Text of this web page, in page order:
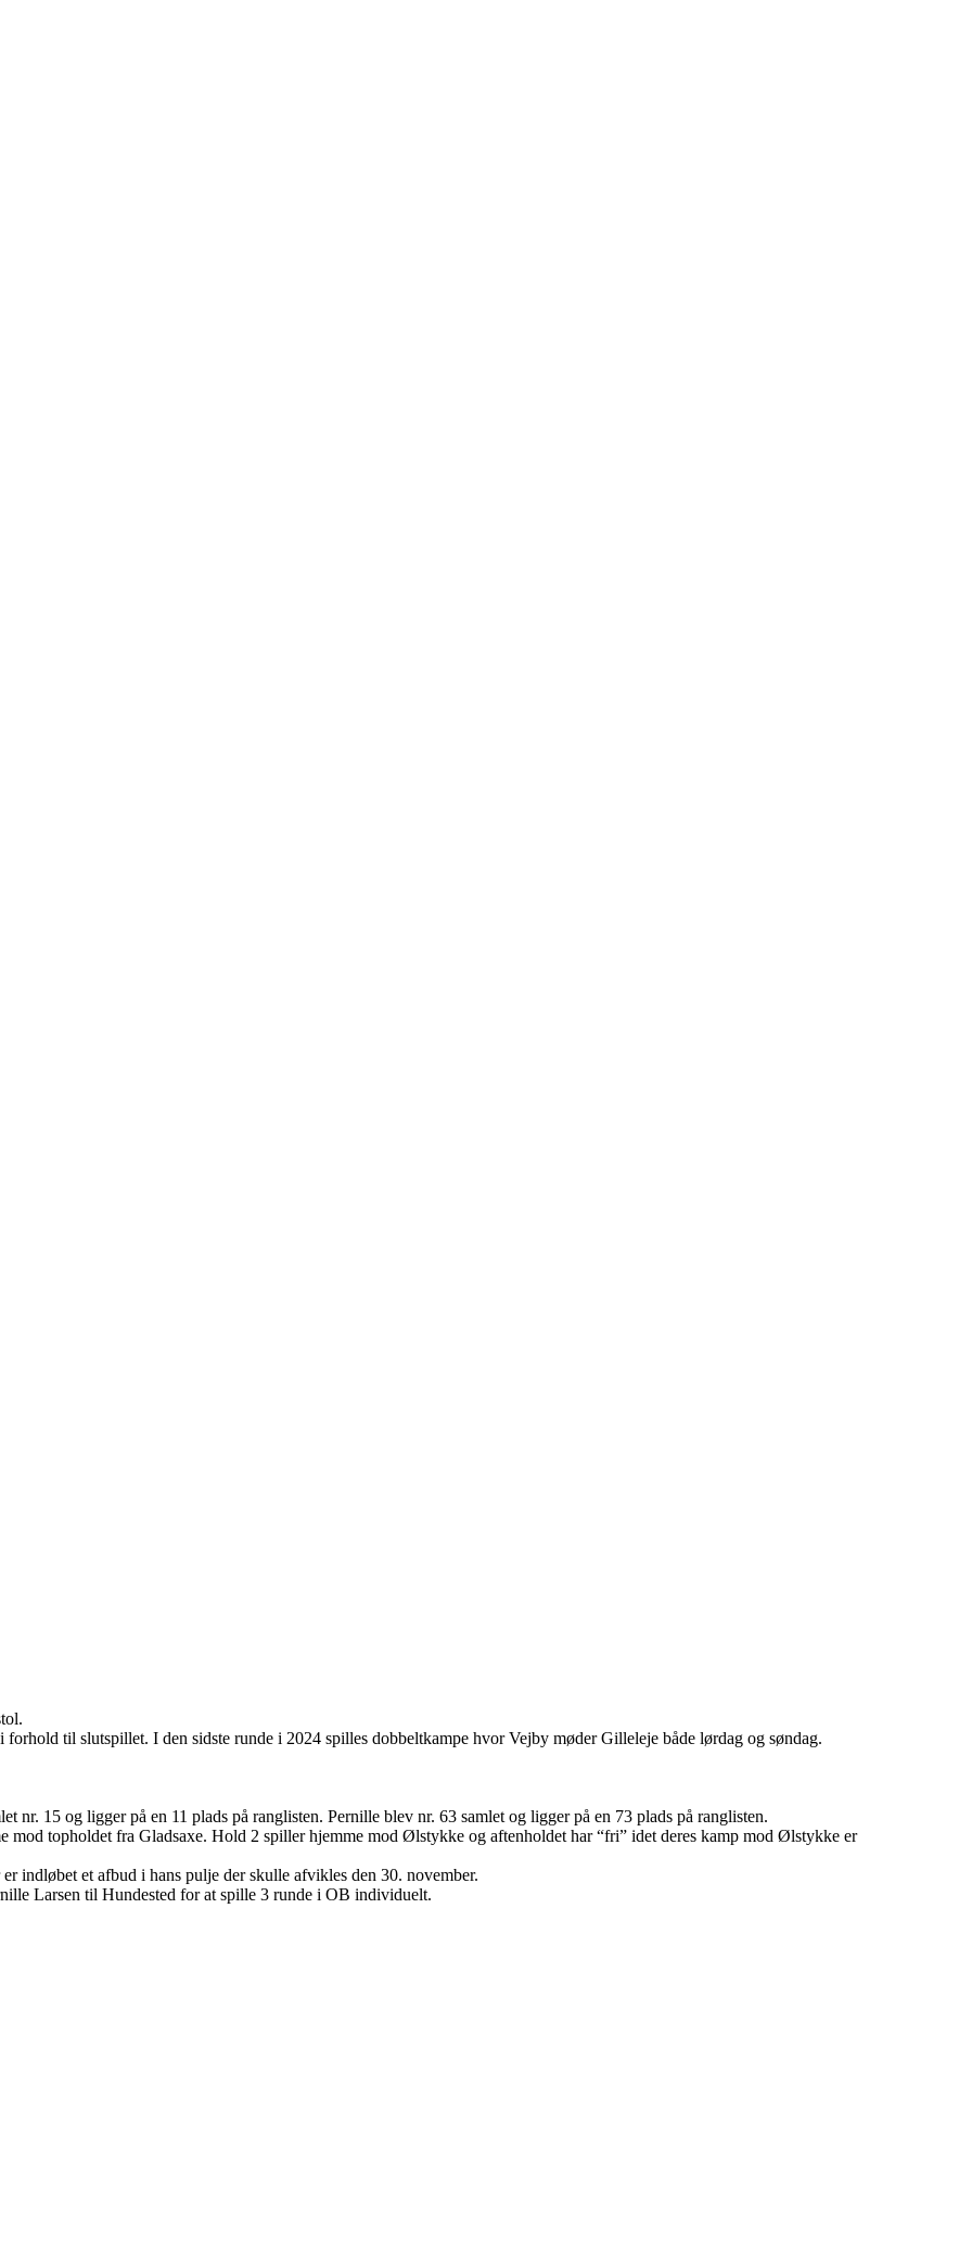
til slutspillet. I den sidste runde i 2024 spilles dobbeltkampe hvor Vejby møder Gilleleje både lørdag og søndag.
15 og ligger på en 11 plads på ranglisten. Pernille blev nr. 63 samlet og ligger på en 73 plads på ranglisten.
topholdet fra Gladsaxe. Hold 2 spiller hjemme mod Ølstykke og aftenholdet har “fri” idet deres kamp mod Ølstykke er
indløbet et afbud i hans pulje der skulle afvikles den 30. november.
Larsen til Hundested for at spille 3 runde i OB individuelt.